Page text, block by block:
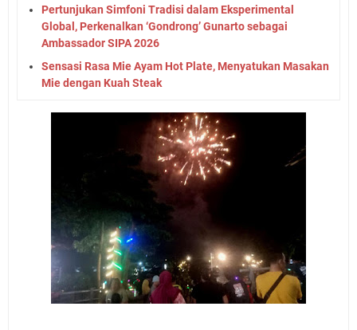
Pertunjukan Simfoni Tradisi dalam Eksperimental
Global, Perkenalkan ‘Gondrong’ Gunarto sebagai
Ambassador SIPA 2026
Sensasi Rasa Mie Ayam Hot Plate, Menyatukan Masakan
Mie dengan Kuah Steak